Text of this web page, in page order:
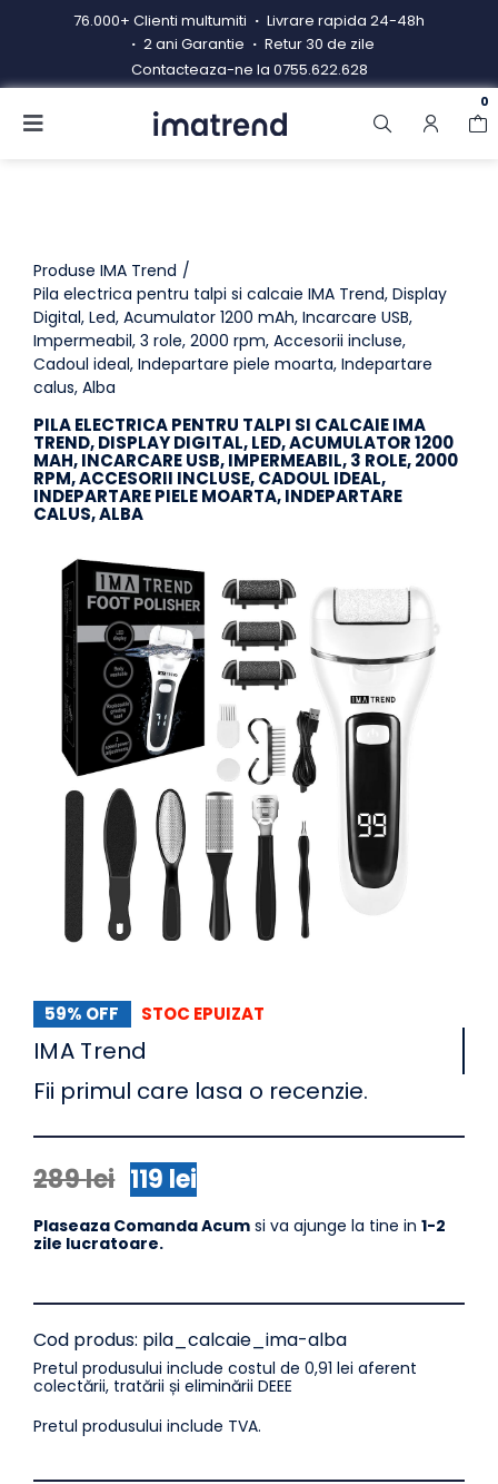
76.000+ Clienti multumiti
Livrare rapida 24-48h
2 ani Garantie
Retur 30 de zile
Contacteaza-ne la 0755.622.628
Toggle
Contacteaza-ne
Hub electrocasnice
Manual de instructiuni
Blog
0
Produse IMA Trend
Pila electrica pentru talpi si calcaie IMA Trend, Display
Digital, Led, Acumulator 1200 mAh, Incarcare USB,
Impermeabil, 3 role, 2000 rpm, Accesorii incluse,
Cadoul ideal, Indepartare piele moarta, Indepartare
calus, Alba
PILA ELECTRICA PENTRU TALPI SI CALCAIE IMA
TREND, DISPLAY DIGITAL, LED, ACUMULATOR 1200
MAH, INCARCARE USB, IMPERMEABIL, 3 ROLE, 2000
RPM, ACCESORII INCLUSE, CADOUL IDEAL,
INDEPARTARE PIELE MOARTA, INDEPARTARE
CALUS, ALBA
59% OFF STOC EPUIZAT
IMA Trend
Fii primul care lasa o recenzie.
289lei
Prețul
inițial
a
289 lei.
119 lei
Prețul
curent
este:
Plaseaza Comanda Acum si va ajunge la tine in 1-2
zile lucratoare.
Cod produs: pila_calcaie_ima-alba
Pretul produsului include costul de 0,91 lei aferent
colectării, tratării și eliminării DEEE
Pretul produsului include TVA.